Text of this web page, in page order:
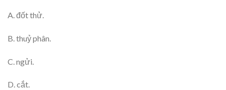
A. đốt thử.
B. thuỷ phân.
C. ngửi.
D. cắt.